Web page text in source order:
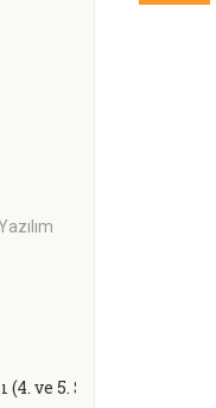
ve 5. Seviye)